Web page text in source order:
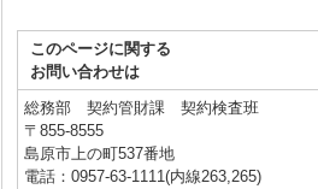
このページに関する
お問い合わせは
総務部 契約管財課 契約検査班
〒855-8555
島原市上の町537番地
電話：0957-63-1111(内線263,265)